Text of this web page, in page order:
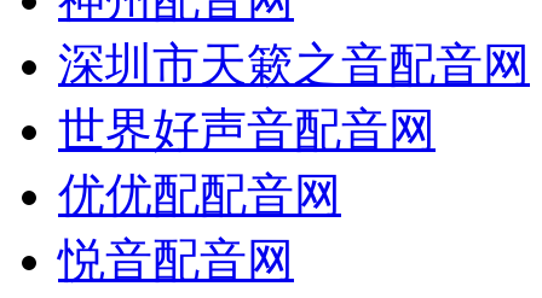
深圳市天簌之音配音网
世界好声音配音网
优优配配音网
悦音配音网